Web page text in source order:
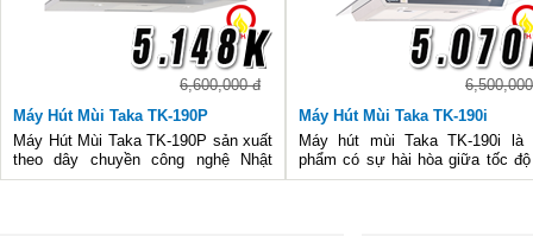
6,600,000 đ
Máy Hút Mùi Taka TK-190P
Máy Hút Mùi Taka TK-190P sản xuất
theo dây chuyền công nghệ Nhật
Bản, máy đang được bếp Hữu Thắng
Máy Hút Mùi Taka TK-190i
Máy hút mùi Taka TK-190i là
phẩm có sự hài hòa giữa tốc
khử mùi tối ưu và độ ồn